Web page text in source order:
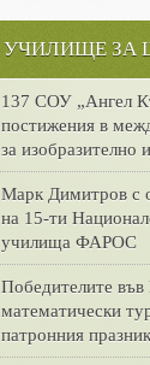
УЧИЛИЩЕ ЗА
137 СОУ „Ангел
постижения в
за изобразително
Марк Димитров с
на 15-ти
училища ФАРОС
Победителите
математически
патронния празник